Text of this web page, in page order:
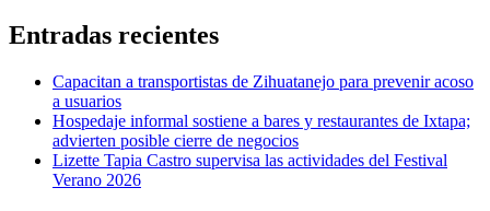
Entradas recientes
Capacitan a transportistas de Zihuatanejo para prevenir acoso
a usuarios
Hospedaje informal sostiene a bares y restaurantes de Ixtapa;
advierten posible cierre de negocios
Lizette Tapia Castro supervisa las actividades del Festival
Verano 2026